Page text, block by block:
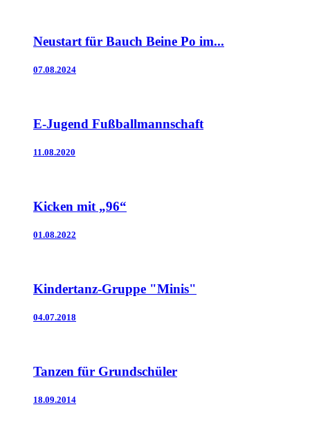
Neustart für Bauch Beine Po im...
07.08.2024
E-Jugend Fußballmannschaft
11.08.2020
Kicken mit „96“
01.08.2022
Kindertanz-Gruppe "Minis"
04.07.2018
Tanzen für Grundschüler
18.09.2014